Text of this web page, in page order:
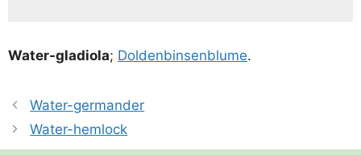
Water-gla­dio­la; Dol­den­bin­sen­blu­me.
Water-germander
Water-hemlock